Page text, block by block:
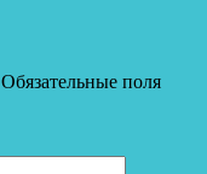
Обязательные поля